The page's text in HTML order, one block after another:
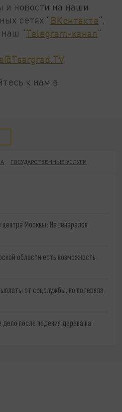
и новости на наши
сетях "ВКонтакте",
наш "Telegram-канал"
.
к нам в
ГОСУДАРСТВЕННЫЕ УСЛУГИ
Москвы: На генералов
области есть возможность
от соцслужбы, но потеряла
дело после падения дерева на